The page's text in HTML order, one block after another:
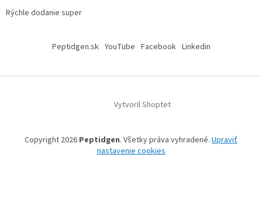
Rýchle dodanie super
Peptidgen.sk YouTube Facebook Linkedin
Vytvoril Shoptet
Copyright 2026 Peptidgen. Všetky práva vyhradené. Upraviť
nastavenie cookies